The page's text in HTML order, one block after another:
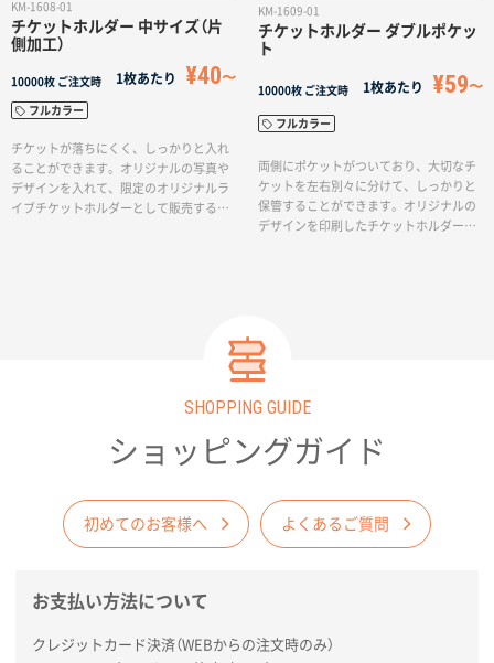
KM-1608-01
チケットホルダー 中サイズ（片
側加工）
10000枚 ご注文時 1枚あたり ¥40
フルカラー
チケットが落ちにくく、しっかりと入れ
ることができます。オリジナルの写真や
デザインを入れて、限定のオリジナルラ
イブチケットホルダーとして販売するこ
KM-1609-01
チケットホルダー ダブルポケッ
ト
10000枚 ご注文時 1枚あたり ¥59
フルカラー
両側にポケットがついており、大切なチ
ケットを左右別々に分けて、しっかりと
保管することができます。オリジナルの
デザインを印刷したチケットホルダーは
も人気の商品です。
SHOPPING GUIDE
ショッピングガイド
初めてのお客様へ よくあるご質問
お支払い方法について
クレジットカード決済（WEBからの注文時のみ）